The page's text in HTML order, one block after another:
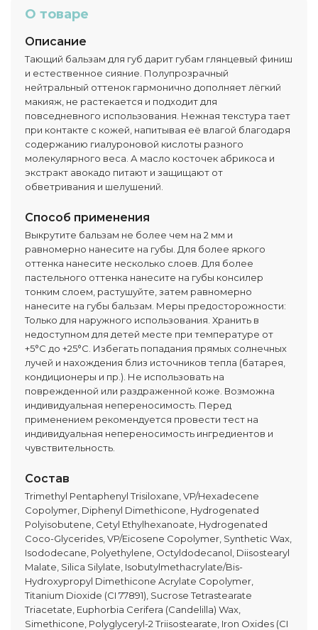
О товаре
Описание
Тающий бальзам для губ дарит губам глянцевый финиш
и естественное сияние. Полупрозрачный
нейтральный оттенок гармонично дополняет лёгкий
макияж, не растекается и подходит для
повседневного использования. Нежная текстура тает
при контакте с кожей, напитывая её влагой благодаря
содержанию гиалуроновой кислоты разного
молекулярного веса. А масло косточек абрикоса и
экстракт авокадо питают и защищают от
обветривания и шелушений.
Способ применения
Выкрутите бальзам не более чем на 2 мм и
равномерно нанесите на губы. Для более яркого
оттенка нанесите несколько слоев. Для более
пастельного оттенка нанесите на губы консилер
тонким слоем, растушуйте, затем равномерно
нанесите на губы бальзам. Меры предосторожности:
Только для наружного использования. Хранить в
недоступном для детей месте при температуре от
+5°C до +25°C. Избегать попадания прямых солнечных
лучей и нахождения близ источников тепла (батарея,
кондиционеры и пр.). Не использовать на
поврежденной или раздраженной коже. Возможна
индивидуальная непереносимость. Перед
применением рекомендуется провести тест на
индивидуальная непереносимость ингредиентов и
чувствительность.
Состав
Trimethyl Pentaphenyl Trisiloxane, VP/Hexadecene
Copolymer, Diphenyl Dimethicone, Hydrogenated
Polyisobutene, Cetyl Ethylhexanoate, Hydrogenated
Coco-Glycerides, VP/Eicosene Copolymer, Synthetic Wax,
Isododecane, Polyethylene, Octyldodecanol, Diisostearyl
Malate, Silica Silylate, Isobutylmethacrylate/Bis-
Hydroxypropyl Dimethicone Acrylate Copolymer,
Titanium Dioxide (CI 77891), Sucrose Tetrastearate
Triacetate, Euphorbia Cerifera (Candelilla) Wax,
Simethicone, Polyglyceryl-2 Triisostearate, Iron Oxides (CI